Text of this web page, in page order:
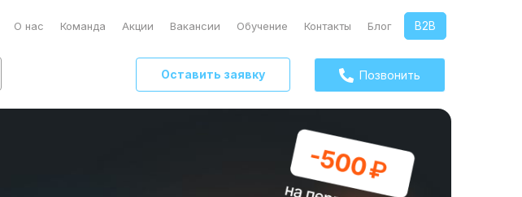
О нас Команда Акции Вакансии Обучение Контакты Блог B2B
Оставить заявку Позвонить